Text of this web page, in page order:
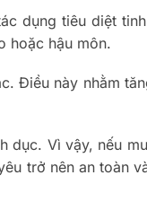
dụng tiêu diệt
hoặc hậu môn.
Điều này nhằm
dục. Vì vậy, nếu
trở nên an toàn